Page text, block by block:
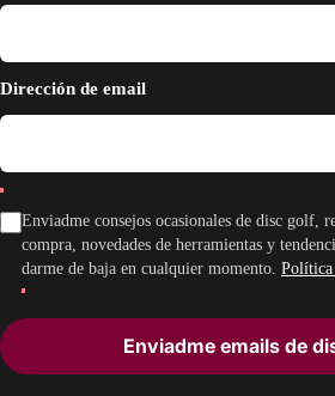
Dirección de email
Enviadme consejos ocasionales de disc golf,
compra, novedades de herramientas y
darme de baja en cualquier momento. Política
Enviadme emails de